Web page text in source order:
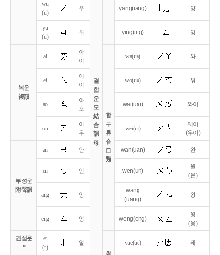
결
합
운
모
結
合
韻
母
wu
(u)
우 yang(iang) 양
yu
(u)
위 ying(ing) 잉
복운
複韻
ai
아
이
합
구
류
合
口
類
wa(ua) 와
ei
에
이
wo(uo) 워
ao
아
오
wai(uai) 와이
ou
어
우
wei(ui)
웨이
(우이)
부성운
附聲韻
an 안 wan(uan) 완
en 언 wen(un)
원
(운)
ang 앙
wang
(uang)
왕
eng 엉 weng(ong)
웡
(웅)
권설운
*
er
(r)
얼
촬
yue(ue) 웨